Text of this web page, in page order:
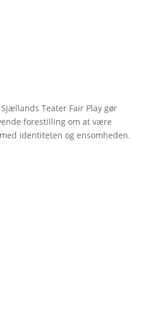
Teater Fair Play gør
forestilling om at være
identiteten og ensomheden.